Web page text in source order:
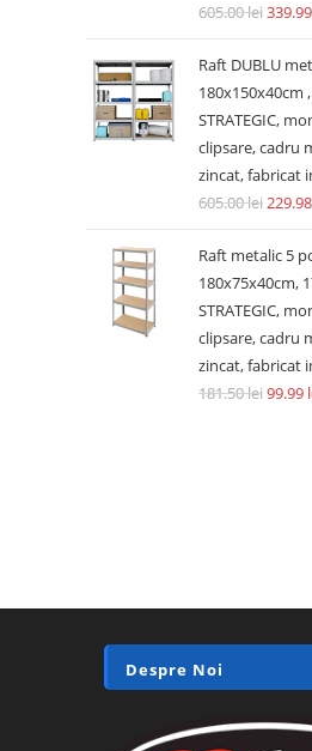
605.00lei339.99
Raft DUBLU
180x150x40cm
STRATEGIC,
clipsare, cadru
zincat, fabricat
605.00lei229.98
Raft metalic 5
180x75x40cm,
STRATEGIC,
clipsare, cadru
zincat, fabricat
181.50lei99.99
Despre Noi